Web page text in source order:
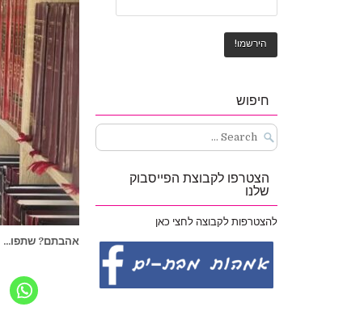
אהבתם? שתפו...
חיפוש
Search
for:
הצטרפו לקבוצת הפייסבוק
שלנו
להצטרפות לקבוצה לחצי כאן